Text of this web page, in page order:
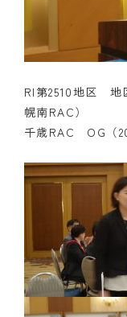
RI第2510地区
幌南RAC）
千歳RAC OG（